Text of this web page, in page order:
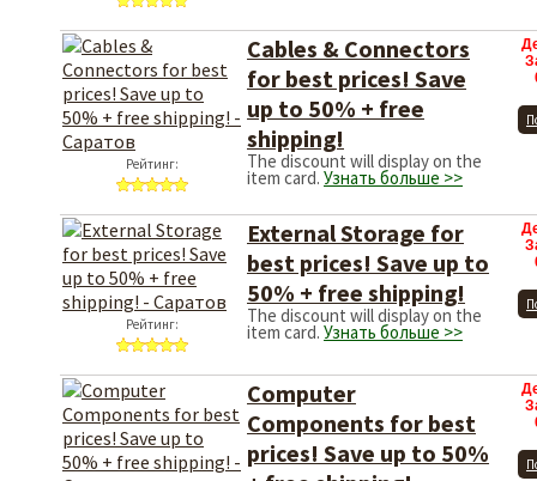
Рейтинг:
Cables & Connectors
for best prices! Save
up to 50% + free
shipping!
The discount will display on the
item card. Узнать больше >>
Рейтинг:
External Storage for
best prices! Save up to
50% + free shipping!
The discount will display on the
item card. Узнать больше >>
Computer
Components for best
prices! Save up to 50%